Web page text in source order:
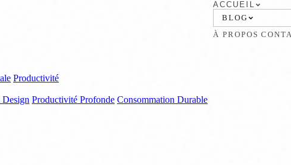
ACCUEIL
BLOG
À PROPOS
Productivité
Design Productivité Profonde Consommation Durable